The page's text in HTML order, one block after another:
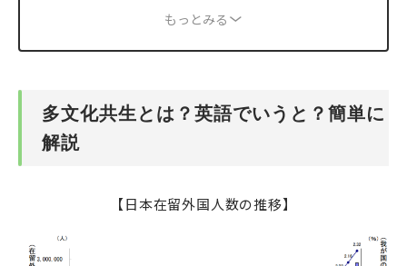
もっとみる
多文化共生とは？英語でいうと？簡単に
解説
【日本在留外国人数の推移】